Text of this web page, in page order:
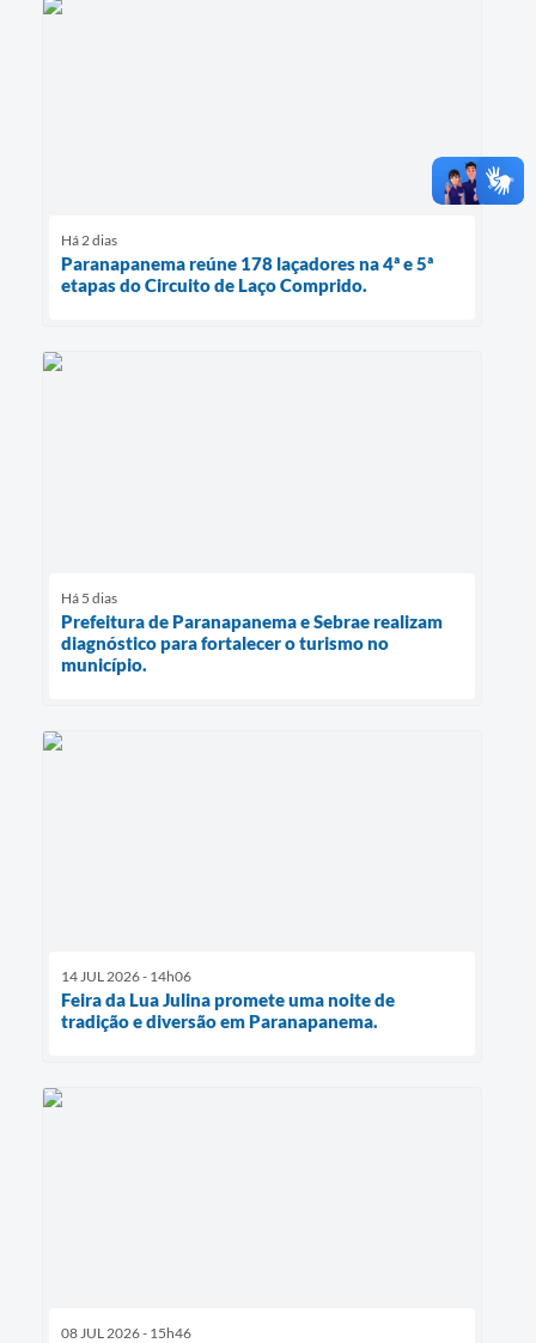
Há 2 dias
Paranapanema reúne 178 laçadores na 4ª e 5ª
etapas do Circuito de Laço Comprido.
Há 5 dias
Prefeitura de Paranapanema e Sebrae realizam
diagnóstico para fortalecer o turismo no
município.
14 JUL 2026 - 14h06
Feira da Lua Julina promete uma noite de
tradição e diversão em Paranapanema.
08 JUL 2026 - 15h46